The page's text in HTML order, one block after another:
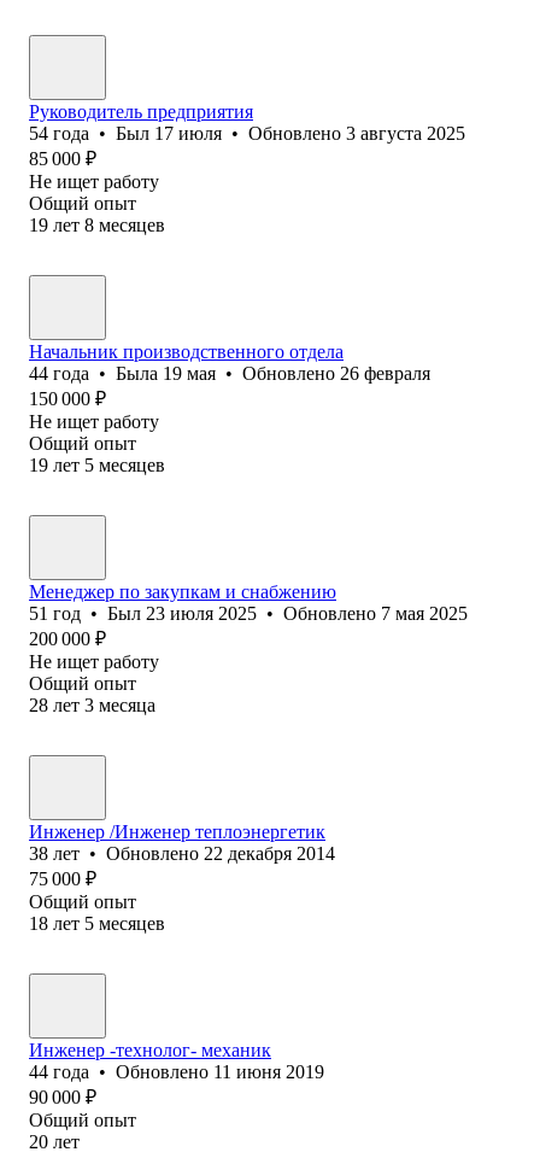
Руководитель предприятия
54 года • Был 17 июля • Обновлено 3 августа 2025
85 000 ₽
Не ищет работу
Общий опыт
19 лет 8 месяцев
Начальник производственного отдела
44 года • Была 19 мая • Обновлено 26 февраля
150 000 ₽
Не ищет работу
Общий опыт
19 лет 5 месяцев
Менеджер по закупкам и снабжению
51 год • Был 23 июля 2025 • Обновлено 7 мая 2025
200 000 ₽
Не ищет работу
Общий опыт
28 лет 3 месяца
Инженер /Инженер теплоэнергетик
38 лет • Обновлено 22 декабря 2014
75 000 ₽
Общий опыт
18 лет 5 месяцев
Инженер -технолог- механик
44 года • Обновлено 11 июня 2019
90 000 ₽
Общий опыт
20 лет